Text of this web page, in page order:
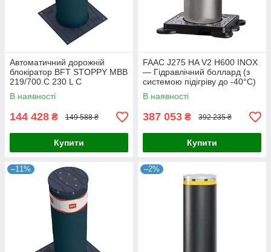
Автоматичний дорожній
блокіратор BFT STOPPY MBB
219/700.C 230 L C
В наявності
144 428 ₴ 149 588 ₴
Купити
FAAC J275 HA V2 H600 INOX
— Гідравлічний боллард (з
системою підігріву до -40°C)
В наявності
387 053 ₴ 392 235 ₴
Купити
–11% –2%